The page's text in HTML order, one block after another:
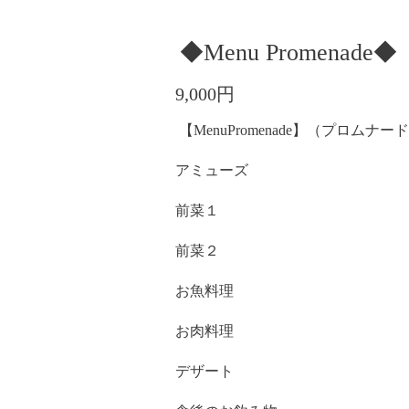
◆Menu Promenade◆
9,000円
【MenuPromenade】（プロムナー
アミューズ
前菜１
前菜２
お魚料理
お肉料理
デザート